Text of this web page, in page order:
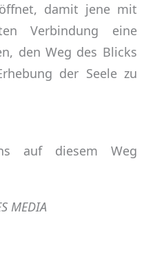
damit jene mit
Verbindung eine
den Weg des Blicks
der Seele zu
auf diesem Weg
MEDIA